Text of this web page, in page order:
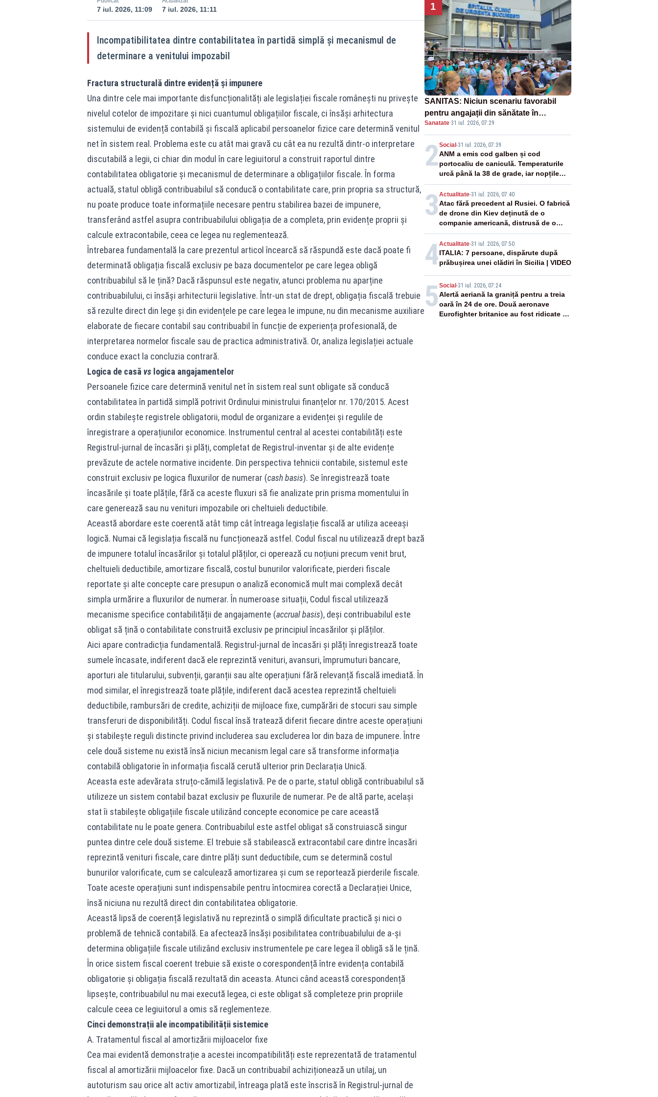
7 iul. 2026, 11:09 7 iul. 2026, 11:11
Incompatibilitatea dintre contabilitatea în partidă simplă și mecanismul de
determinare a venitului impozabil
Fractura structurală dintre evidență și impunere
Una dintre cele mai importante disfuncționalități ale legislației fiscale românești nu privește
nivelul cotelor de impozitare și nici cuantumul obligațiilor fiscale, ci însăși arhitectura
sistemului de evidență contabilă și fiscală aplicabil persoanelor fizice care determină venitul
net în sistem real. Problema este cu atât mai gravă cu cât ea nu rezultă dintr-o interpretare
discutabilă a legii, ci chiar din modul în care legiuitorul a construit raportul dintre
contabilitatea obligatorie și mecanismul de determinare a obligațiilor fiscale. În forma
actuală, statul obligă contribuabilul să conducă o contabilitate care, prin propria sa structură,
nu poate produce toate informațiile necesare pentru stabilirea bazei de impunere,
transferând astfel asupra contribuabilului obligația de a completa, prin evidențe proprii și
calcule extracontabile, ceea ce legea nu reglementează.
Întrebarea fundamentală la care prezentul articol încearcă să răspundă este dacă poate fi
determinată obligația fiscală exclusiv pe baza documentelor pe care legea obligă
contribuabilul să le țină? Dacă răspunsul este negativ, atunci problema nu aparține
contribuabilului, ci însăși arhitecturii legislative. Într-un stat de drept, obligația fiscală trebuie
să rezulte direct din lege și din evidențele pe care legea le impune, nu din mecanisme auxiliare
elaborate de fiecare contabil sau contribuabil în funcție de experiența profesională, de
interpretarea normelor fiscale sau de practica administrativă. Or, analiza legislației actuale
conduce exact la concluzia contrară.
Logica de casă vslogica angajamentelor
Persoanele fizice care determină venitul net în sistem real sunt obligate să conducă
contabilitatea în partidă simplă potrivit Ordinului ministrului finanțelor nr. 170/2015. Acest
ordin stabilește registrele obligatorii, modul de organizare a evidenței și regulile de
înregistrare a operațiunilor economice. Instrumentul central al acestei contabilități este
Registrul-jurnal de încasări și plăți, completat de Registrul-inventar și de alte evidențe
prevăzute de actele normative incidente. Din perspectiva tehnicii contabile, sistemul este
construit exclusiv pe logica fluxurilor de numerar (cash basis). Se înregistrează toate
încasările și toate plățile, fără ca aceste fluxuri să fie analizate prin prisma momentului în
care generează sau nu venituri impozabile ori cheltuieli deductibile.
Această abordare este coerentă atât timp cât întreaga legislație fiscală ar utiliza aceeași
logică. Numai că legislația fiscală nu funcționează astfel. Codul fiscal nu utilizează drept bază
de impunere totalul încasărilor și totalul plăților, ci operează cu noțiuni precum venit brut,
cheltuieli deductibile, amortizare fiscală, costul bunurilor valorificate, pierderi fiscale
reportate și alte concepte care presupun o analiză economică mult mai complexă decât
simpla urmărire a fluxurilor de numerar. În numeroase situații, Codul fiscal utilizează
mecanisme specifice contabilității de angajamente (accrual basis), deși contribuabilul este
obligat să țină o contabilitate construită exclusiv pe principiul încasărilor și plăților.
Aici apare contradicția fundamentală. Registrul-jurnal de încasări și plăți înregistrează toate
sumele încasate, indiferent dacă ele reprezintă venituri, avansuri, împrumuturi bancare,
aporturi ale titularului, subvenții, garanții sau alte operațiuni fără relevanță fiscală imediată. În
mod similar, el înregistrează toate plățile, indiferent dacă acestea reprezintă cheltuieli
deductibile, rambursări de credite, achiziții de mijloace fixe, cumpărări de stocuri sau simple
transferuri de disponibilități. Codul fiscal însă tratează diferit fiecare dintre aceste operațiuni
și stabilește reguli distincte privind includerea sau excluderea lor din baza de impunere. Între
cele două sisteme nu există însă niciun mecanism legal care să transforme informația
contabilă obligatorie în informația fiscală cerută ulterior prin Declarația Unică.
Aceasta este adevărata struțo-cămilă legislativă. Pe de o parte, statul obligă contribuabilul să
utilizeze un sistem contabil bazat exclusiv pe fluxurile de numerar. Pe de altă parte, același
stat îi stabilește obligațiile fiscale utilizând concepte economice pe care această
contabilitate nu le poate genera. Contribuabilul este astfel obligat să construiască singur
puntea dintre cele două sisteme. El trebuie să stabilească extracontabil care dintre încasări
reprezintă venituri fiscale, care dintre plăți sunt deductibile, cum se determină costul
bunurilor valorificate, cum se calculează amortizarea și cum se reportează pierderile fiscale.
Toate aceste operațiuni sunt indispensabile pentru întocmirea corectă a Declarației Unice,
însă niciuna nu rezultă direct din contabilitatea obligatorie.
Această lipsă de coerență legislativă nu reprezintă o simplă dificultate practică și nici o
problemă de tehnică contabilă. Ea afectează însăși posibilitatea contribuabilului de a-și
determina obligațiile fiscale utilizând exclusiv instrumentele pe care legea îl obligă să le țină.
În orice sistem fiscal coerent trebuie să existe o corespondență între evidența contabilă
obligatorie și obligația fiscală rezultată din aceasta. Atunci când această corespondență
lipsește, contribuabilul nu mai execută legea, ci este obligat să completeze prin propriile
calcule ceea ce legiuitorul a omis să reglementeze.
Cinci demonstrații ale incompatibilității sistemice
A. Tratamentul fiscal al amortizării mijloacelor fixe
Cea mai evidentă demonstrație a acestei incompatibilități este reprezentată de tratamentul
fiscal al amortizării mijloacelor fixe. Dacă un contribuabil achiziționează un utilaj, un
autoturism sau orice alt activ amortizabil, întreaga plată este înscrisă în Registrul-jurnal de
1
SANITAS: Niciun scenariu favorabil
pentru angajații din sănătate în
proiectul Legii salarizării
Sanatate·31 iul. 2026, 07:29
2Social -31 iul. 2026, 07:39
ANM a emis cod galben și cod
portocaliu de caniculă. Temperaturile
urcă până la 38 de grade, iar nopțile
devin tropicale
3 Actualitate-31 iul. 2026, 07:40
Atac fără precedent al Rusiei. O fabrică
de drone din Kiev deținută de o
companie americană, distrusă de o
rachetă rusească
4Actualitate-31 iul. 2026, 07:50
ITALIA: 7 persoane, dispărute după
prăbușirea unei clădiri în Sicilia | VIDEO
5 Social -31 iul. 2026, 07:24
Alertă aeriană la graniță pentru a treia
oară în 24 de ore. Două aeronave
Eurofighter britanice au fost ridicate de